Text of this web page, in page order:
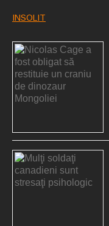
INSOLIT